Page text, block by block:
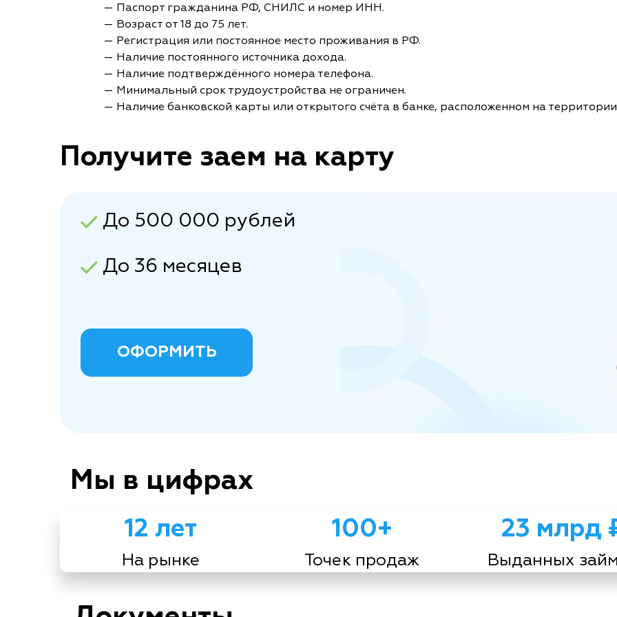
— Паспорт гражданина РФ, СНИЛС и номер ИНН.
— Возраст от 18 до 75 лет.
— Регистрация или постоянное место проживания в РФ.
— Наличие постоянного источника дохода.
— Наличие подтверждённого номера телефона.
— Минимальный срок трудоустройства не ограничен.
— Наличие банковской карты или открытого счёта в банке, расположенном на
Получите заем на карту
До 500 000 рублей
До 36 месяцев
ОФОРМИТЬ
Мы в цифрах
12 лет
На рынке
100+
Точек продаж
23 млрд
Выданных